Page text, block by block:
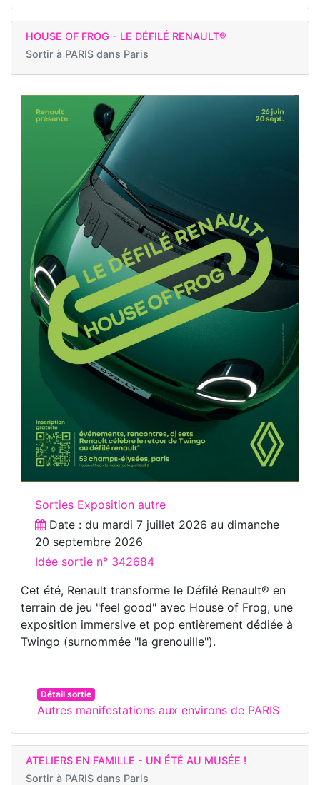
HOUSE OF FROG - LE DÉFILÉ RENAULT®
Sortir à PARIS dans Paris
Sorties Exposition autre
Date : du mardi 7 juillet 2026 au dimanche
20 septembre 2026
Idée sortie n° 342684
Cet été, Renault transforme le Défilé Renault® en
terrain de jeu "feel good" avec House of Frog, une
exposition immersive et pop entièrement dédiée à
Twingo (surnommée "la grenouille").
Détail sortie
Autres manifestations aux environs de PARIS
ATELIERS EN FAMILLE - UN ÉTÉ AU MUSÉE !
Sortir à PARIS dans Paris